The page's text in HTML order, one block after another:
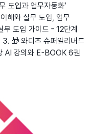
도입과 업무자동화'
해와 실무 도입, 업무
무 도입 가이드 - 12단계
3. 🎁 와디즈 슈퍼얼리버드
AI 강의와 E-BOOK 6권